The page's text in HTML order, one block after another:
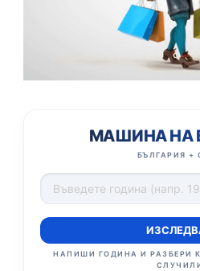
МАШИНА НА
БЪЛГАРИЯ +
НАПИШИ ГОДИНА И РАЗБЕРИ